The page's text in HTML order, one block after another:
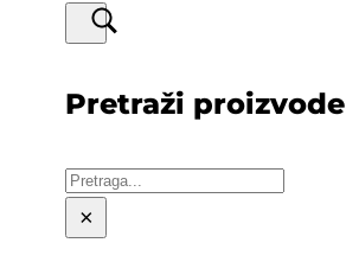
Pretraži proizvode
Pretraga
×